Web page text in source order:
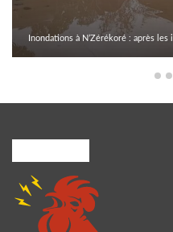
Inondations à N’Zérékoré : après les